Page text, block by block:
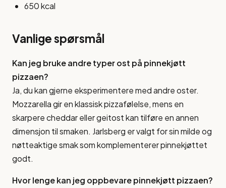
650 kcal
Vanlige spørsmål
Kan jeg bruke andre typer ost på pinnekjøtt
pizzaen?
Ja, du kan gjerne eksperimentere med andre oster.
Mozzarella gir en klassisk pizzafølelse, mens en
skarpere cheddar eller geitost kan tilføre en annen
dimensjon til smaken. Jarlsberg er valgt for sin milde og
nøtteaktige smak som komplementerer pinnekjøttet
godt.
Hvor lenge kan jeg oppbevare pinnekjøtt pizzaen?